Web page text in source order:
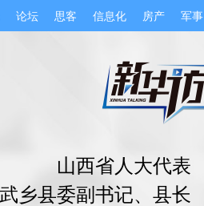
论坛 思客 信息化 房产 军事
山西省人大代表
乡县委副书记、县长